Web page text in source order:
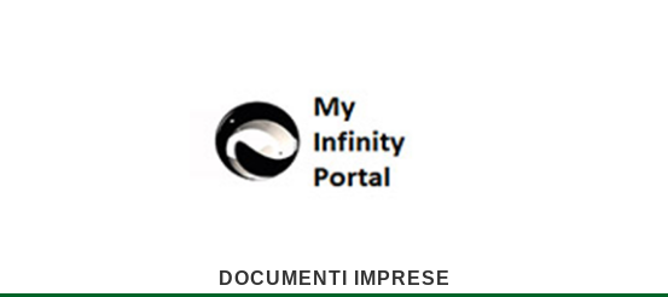
DOCUMENTI IMPRESE